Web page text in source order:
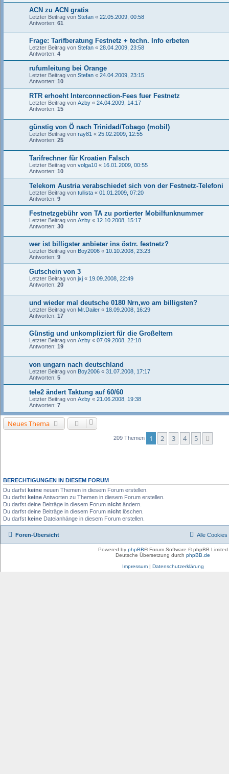
ACN zu ACN gratis
Letzter Beitrag von Stefan « 22.05.2009, 00:58
Antworten: 61
Frage: Tarifberatung Festnetz + techn. Info erbeten
Letzter Beitrag von Stefan « 28.04.2009, 23:58
Antworten: 4
rufumleitung bei Orange
Letzter Beitrag von Stefan « 24.04.2009, 23:15
Antworten: 10
RTR erhoeht Interconnection-Fees fuer Festnetz
Letzter Beitrag von Azby « 24.04.2009, 14:17
Antworten: 15
günstig von Ö nach Trinidad/Tobago (mobil)
Letzter Beitrag von ray81 « 25.02.2009, 12:55
Antworten: 25
Tarifrechner für Kroatien Falsch
Letzter Beitrag von volga10 « 16.01.2009, 00:55
Antworten: 10
Telekom Austria verabschiedet sich von der Festnetz-Telefoni
Letzter Beitrag von tullista « 01.01.2009, 07:20
Antworten: 9
Festnetzgebühr von TA zu portierter Mobilfunknummer
Letzter Beitrag von Azby « 12.10.2008, 15:17
Antworten: 30
wer ist billigster anbieter ins östrr. festnetz?
Letzter Beitrag von Boy2006 « 10.10.2008, 23:23
Antworten: 9
Gutschein von 3
Letzter Beitrag von jxj « 19.09.2008, 22:49
Antworten: 20
und wieder mal deutsche 0180 Nrn,wo am billigsten?
Letzter Beitrag von Mr.Dailer « 18.09.2008, 16:29
Antworten: 17
Günstig und unkompliziert für die Großeltern
Letzter Beitrag von Azby « 07.09.2008, 22:18
Antworten: 19
von ungarn nach deutschland
Letzter Beitrag von Boy2006 « 31.07.2008, 17:17
Antworten: 5
tele2 ändert Taktung auf 60/60
Letzter Beitrag von Azby « 21.06.2008, 19:38
Antworten: 7
Neues Thema
209 Themen 1 2 3 4 5
BERECHTIGUNGEN IN DIESEM FORUM
Du darfst keine neuen Themen in diesem Forum erstellen.
Du darfst keineAntworten zu Themen in diesem Forum erstellen.
Du darfst deine Beiträge in diesem Forum nicht ändern.
Du darfst deine Beiträge in diesem Forum nicht löschen.
Du darfst keine Dateianhänge in diesem Forum erstellen.
Foren-Übersicht Alle Cookies
Powered by phpBB® Forum Software © phpBB Limited
Deutsche Übersetzung durch phpBB.de
Impressum| Datenschutzerklärung